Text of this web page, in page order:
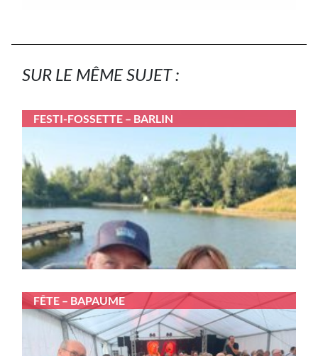
SUR LE MÊME SUJET :
FESTI-FOSSETTE – BARLIN
FÊTE – BAPAUME